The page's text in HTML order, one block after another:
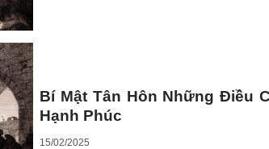
Bí Mật Tân Hôn Những Điều
Hạnh Phúc
15/02/2025